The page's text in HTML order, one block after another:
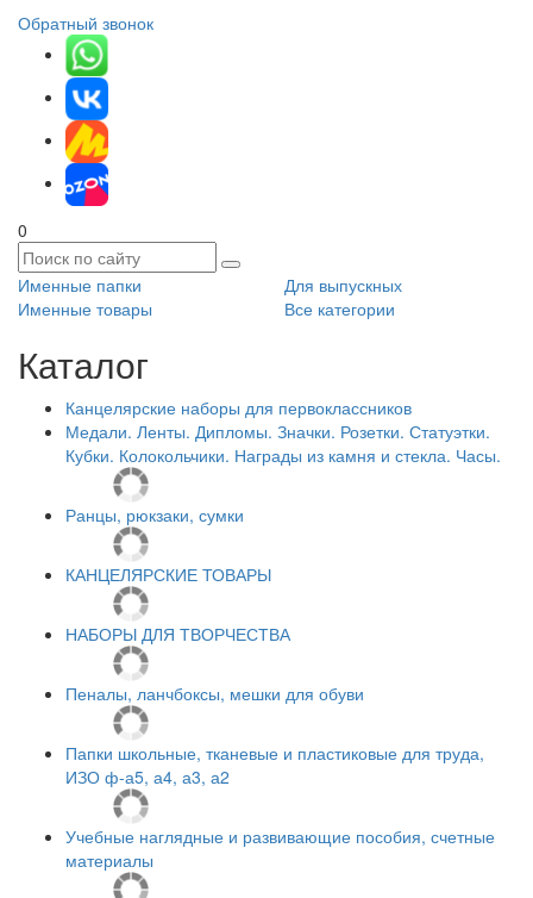
Обратный звонок
0
Именные папки
Для выпускных
Именные товары
Все категории
Каталог
Канцелярские наборы для первоклассников
Медали. Ленты. Дипломы. Значки. Розетки. Статуэтки.
Кубки. Колокольчики. Награды из камня и стекла. Часы.
Ранцы, рюкзаки, сумки
КАНЦЕЛЯРСКИЕ ТОВАРЫ
НАБОРЫ ДЛЯ ТВОРЧЕСТВА
Пеналы, ланчбоксы, мешки для обуви
Папки школьные, тканевые и пластиковые для труда,
ИЗО ф-а5, а4, а3, а2
Учебные наглядные и развивающие пособия, счетные
материалы